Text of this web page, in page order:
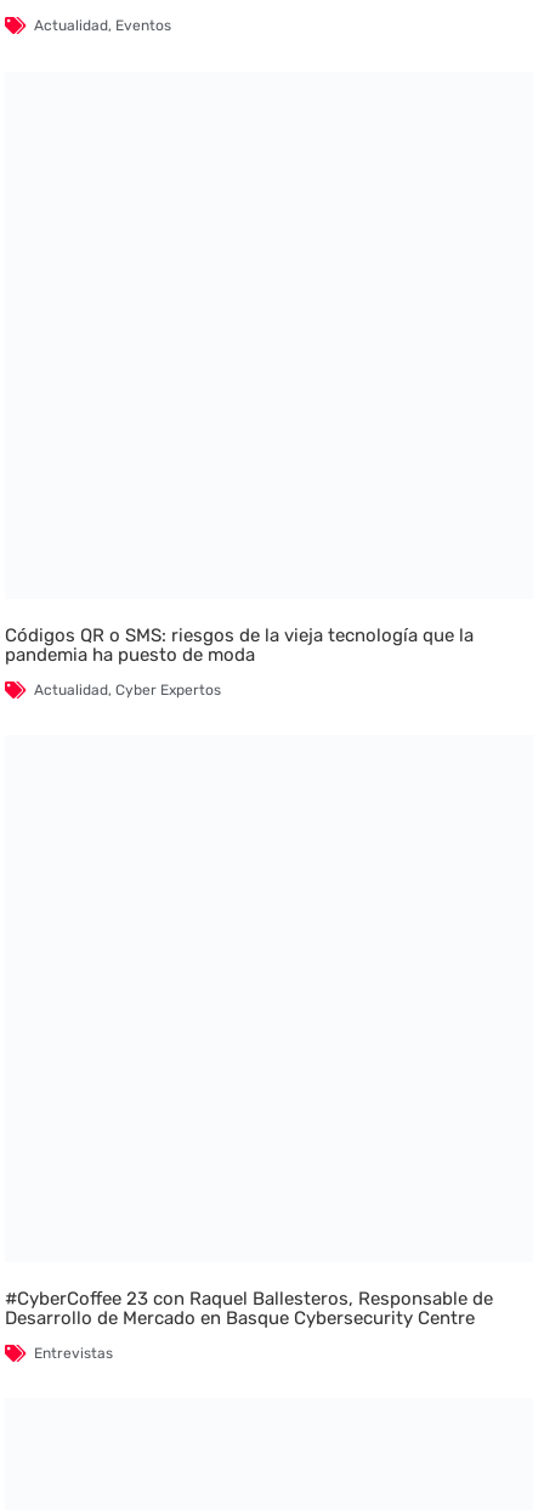
Actualidad, Eventos
Códigos QR o SMS: riesgos de la vieja tecnología que la
pandemia ha puesto de moda
Actualidad,Cyber Expertos
#CyberCoffee 23 con Raquel Ballesteros, Responsable de
Desarrollo de Mercado en Basque Cybersecurity Centre
Entrevistas